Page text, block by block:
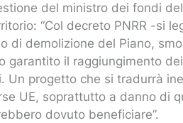
del ministro dei fondi
“Col decreto PNRR -si
di demolizione del Piano,
garantito il raggiungimento
Un progetto che si tradurrà
UE, soprattutto a danno di
dovuto beneficiare”.